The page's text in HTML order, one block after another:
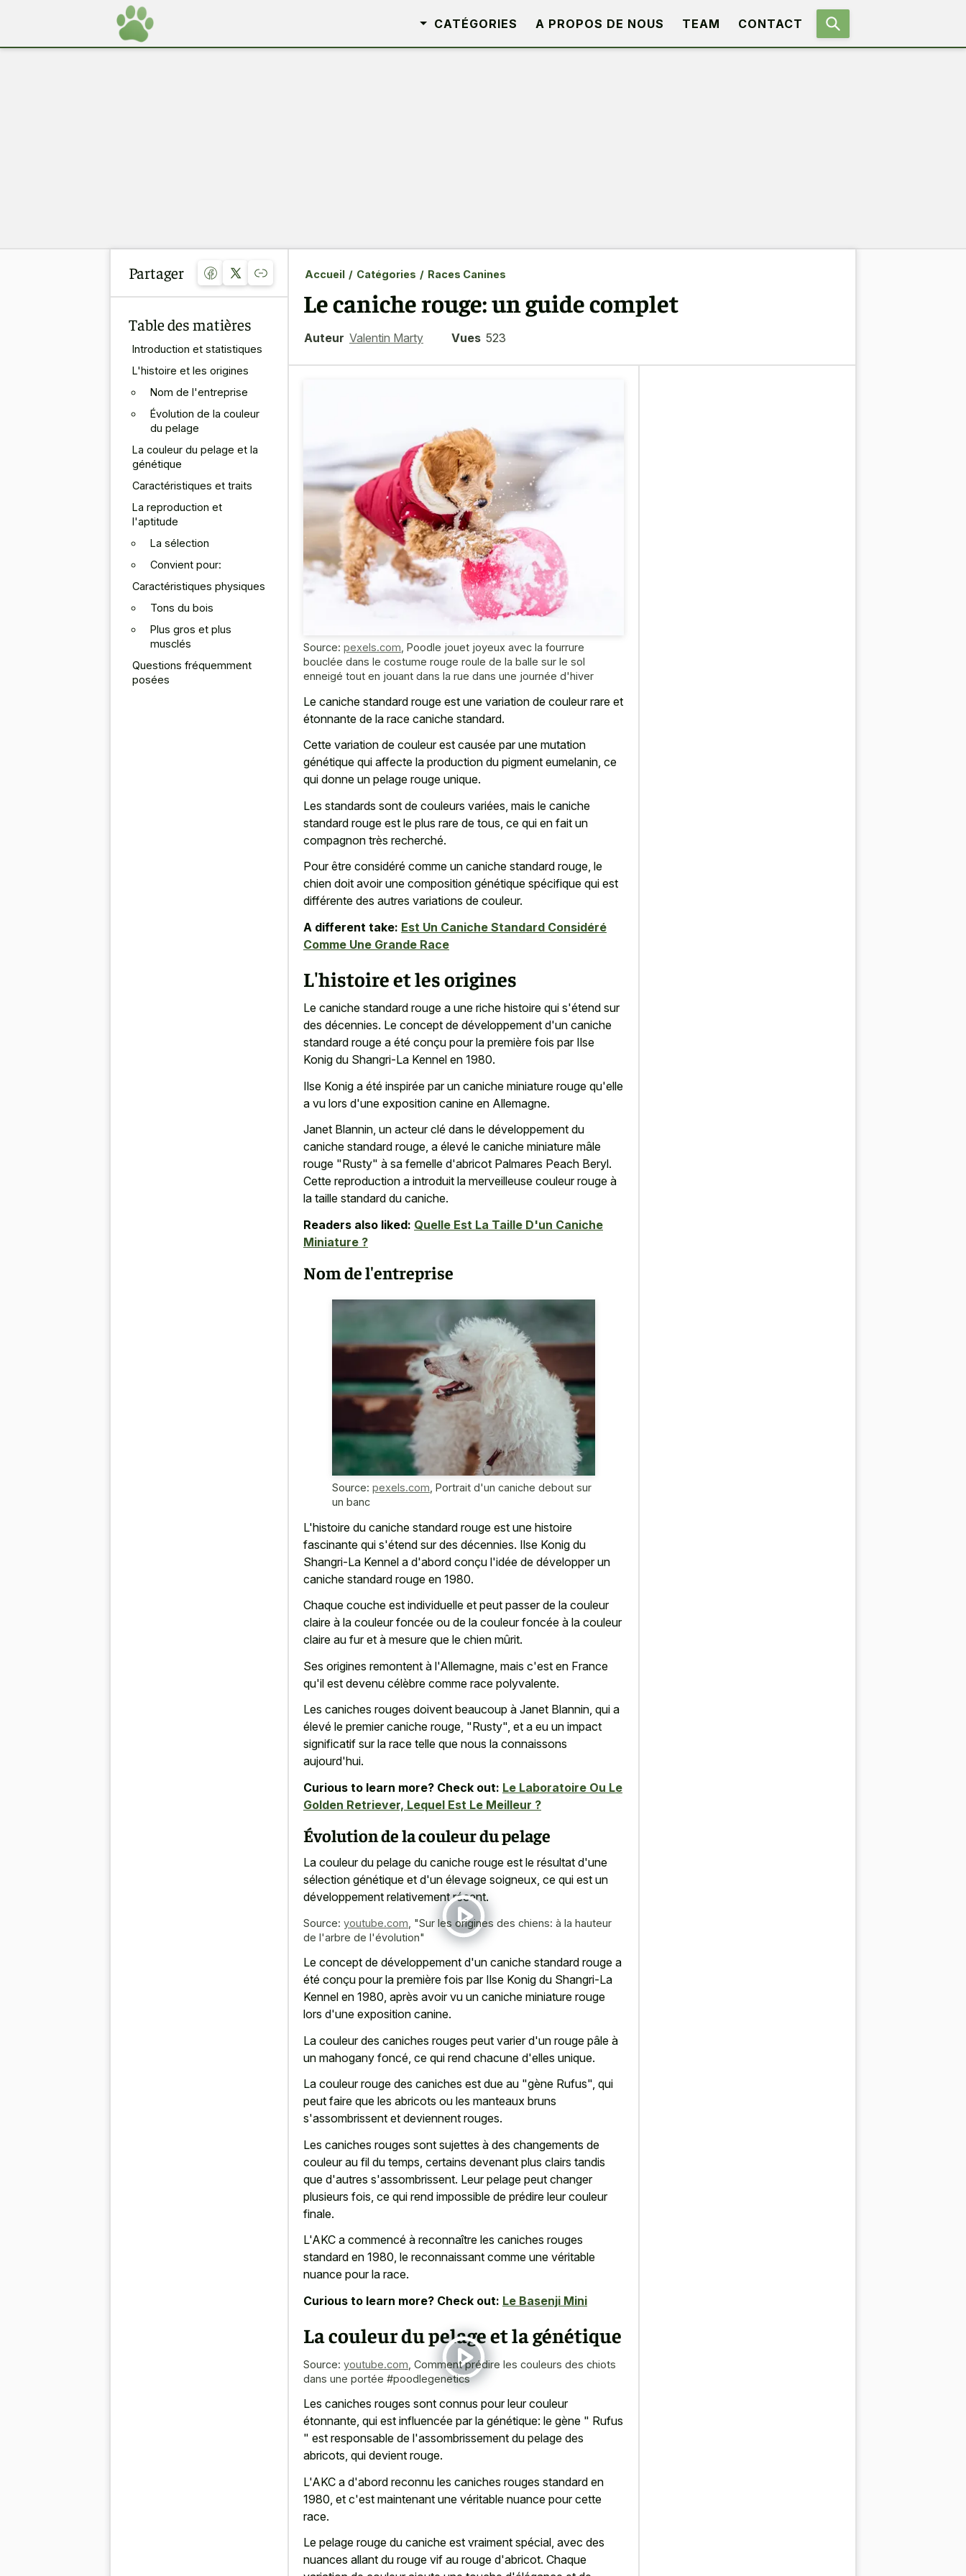
CATÉGORIES A PROPOS DE NOUS TEAM CONTACT
Partager
Table des matières
Introduction et statistiques
L'histoire et les origines
Nom de l'entreprise
Évolution de la couleur
du pelage
La couleur du pelage et la
génétique
Caractéristiques et traits
La reproduction et
l'aptitude
La sélection
Convient pour:
Caractéristiques physiques
Tons du bois
Plus gros et plus
musclés
Questions fréquemment
posées
Accueil / Catégories / Races Canines
Le caniche rouge: un guide complet
Auteur Valentin Marty Vues 523
Source: pexels.com Poodle jouet joyeux avec la fourrure
bouclée dans le costume rouge roule de la balle sur le sol
enneigé tout en jouant dans la rue dans une journée d'hiver
Le caniche standard rouge est une variation de couleur rare et
étonnante de la race caniche standard.
Cette variation de couleur est causée par une mutation
génétique qui affecte la production du pigment eumelanin, ce
qui donne un pelage rouge unique.
Les standards sont de couleurs variées, mais le caniche
standard rouge est le plus rare de tous, ce qui en fait un
compagnon très recherché.
Pour être considéré comme un caniche standard rouge, le
chien doit avoir une composition génétique spécifique qui est
différente des autres variations de couleur.
A different take: Est Un Caniche Standard Considéré
Comme Une Grande Race
L'histoire et les origines
Le caniche standard rouge a une riche histoire qui s'étend sur
des décennies. Le concept de développement d'un caniche
standard rouge a été conçu pour la première fois par Ilse
Konig du Shangri-La Kennel en 1980.
Ilse Konig a été inspirée par un caniche miniature rouge qu'elle
a vu lors d'une exposition canine en Allemagne.
Janet Blannin, un acteur clé dans le développement du
caniche standard rouge, a élevé le caniche miniature mâle
rouge "Rusty" à sa femelle d'abricot Palmares Peach Beryl.
Cette reproduction a introduit la merveilleuse couleur rouge à
la taille standard du caniche.
Readers also liked: Quelle Est La Taille D'un Caniche
Miniature ?
Nom de l'entreprise
Source: pexels.com Portrait d'un caniche debout sur
un banc
L'histoire du caniche standard rouge est une histoire
fascinante qui s'étend sur des décennies. Ilse Konig du
Shangri-La Kennel a d'abord conçu l'idée de développer un
caniche standard rouge en 1980.
Chaque couche est individuelle et peut passer de la couleur
claire à la couleur foncée ou de la couleur foncée à la couleur
claire au fur et à mesure que le chien mûrit.
Ses origines remontent à l'Allemagne, mais c'est en France
qu'il est devenu célèbre comme race polyvalente.
Les caniches rouges doivent beaucoup à Janet Blannin, qui a
élevé le premier caniche rouge, "Rusty", et a eu un impact
significatif sur la race telle que nous la connaissons
aujourd'hui.
Curious to learn more? Check out: Le Laboratoire Ou Le
Golden Retriever, Lequel Est Le Meilleur ?
Évolution de la couleur du pelage
La couleur du pelage du caniche rouge est le résultat d'une
sélection génétique et d'un élevage soigneux, ce qui est un
développement relativement récent.
Source: youtube.com "Sur les origines des chiens: à la hauteur
de l'arbre de l'évolution"
Le concept de développement d'un caniche standard rouge a
été conçu pour la première fois par Ilse Konig du Shangri-La
Kennel en 1980, après avoir vu un caniche miniature rouge
lors d'une exposition canine.
La couleur des caniches rouges peut varier d'un rouge pâle à
un mahogany foncé, ce qui rend chacune d'elles unique.
La couleur rouge des caniches est due au "gène Rufus", qui
peut faire que les abricots ou les manteaux bruns
s'assombrissent et deviennent rouges.
Les caniches rouges sont sujettes à des changements de
couleur au fil du temps, certains devenant plus clairs tandis
que d'autres s'assombrissent. Leur pelage peut changer
plusieurs fois, ce qui rend impossible de prédire leur couleur
finale.
L'AKC a commencé à reconnaître les caniches rouges
standard en 1980, le reconnaissant comme une véritable
nuance pour la race.
Curious to learn more? Check out: Le Basenji Mini
La couleur du pelage et la génétique
Source: youtube.com Comment prédire les couleurs des chiots
dans une portée #poodlegenetics
Les caniches rouges sont connus pour leur couleur
étonnante, qui est influencée par la génétique: le gène " Rufus
" est responsable de l'assombrissement du pelage des
abricots, qui devient rouge.
L'AKC a d'abord reconnu les caniches rouges standard en
1980, et c'est maintenant une véritable nuance pour cette
race.
Le pelage rouge du caniche est vraiment spécial, avec des
nuances allant du rouge vif au rouge d'abricot. Chaque